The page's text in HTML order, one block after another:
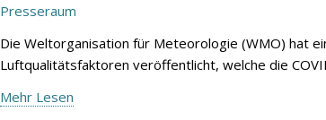
Presseraum
Die Weltorganisation für Meteorologie (WMO) hat
Luftqualitätsfaktoren veröffentlicht, welche die
Mehr Lesen